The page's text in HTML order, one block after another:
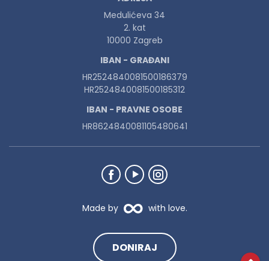
Medulićeva 34
2. kat
10000 Zagreb
IBAN - GRAĐANI
HR2524840081500186379
HR2524840081500185312
IBAN - PRAVNE OSOBE
HR8624840081105480641
Made by with love.
DONIRAJ